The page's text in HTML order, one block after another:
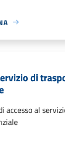
di
accesso al